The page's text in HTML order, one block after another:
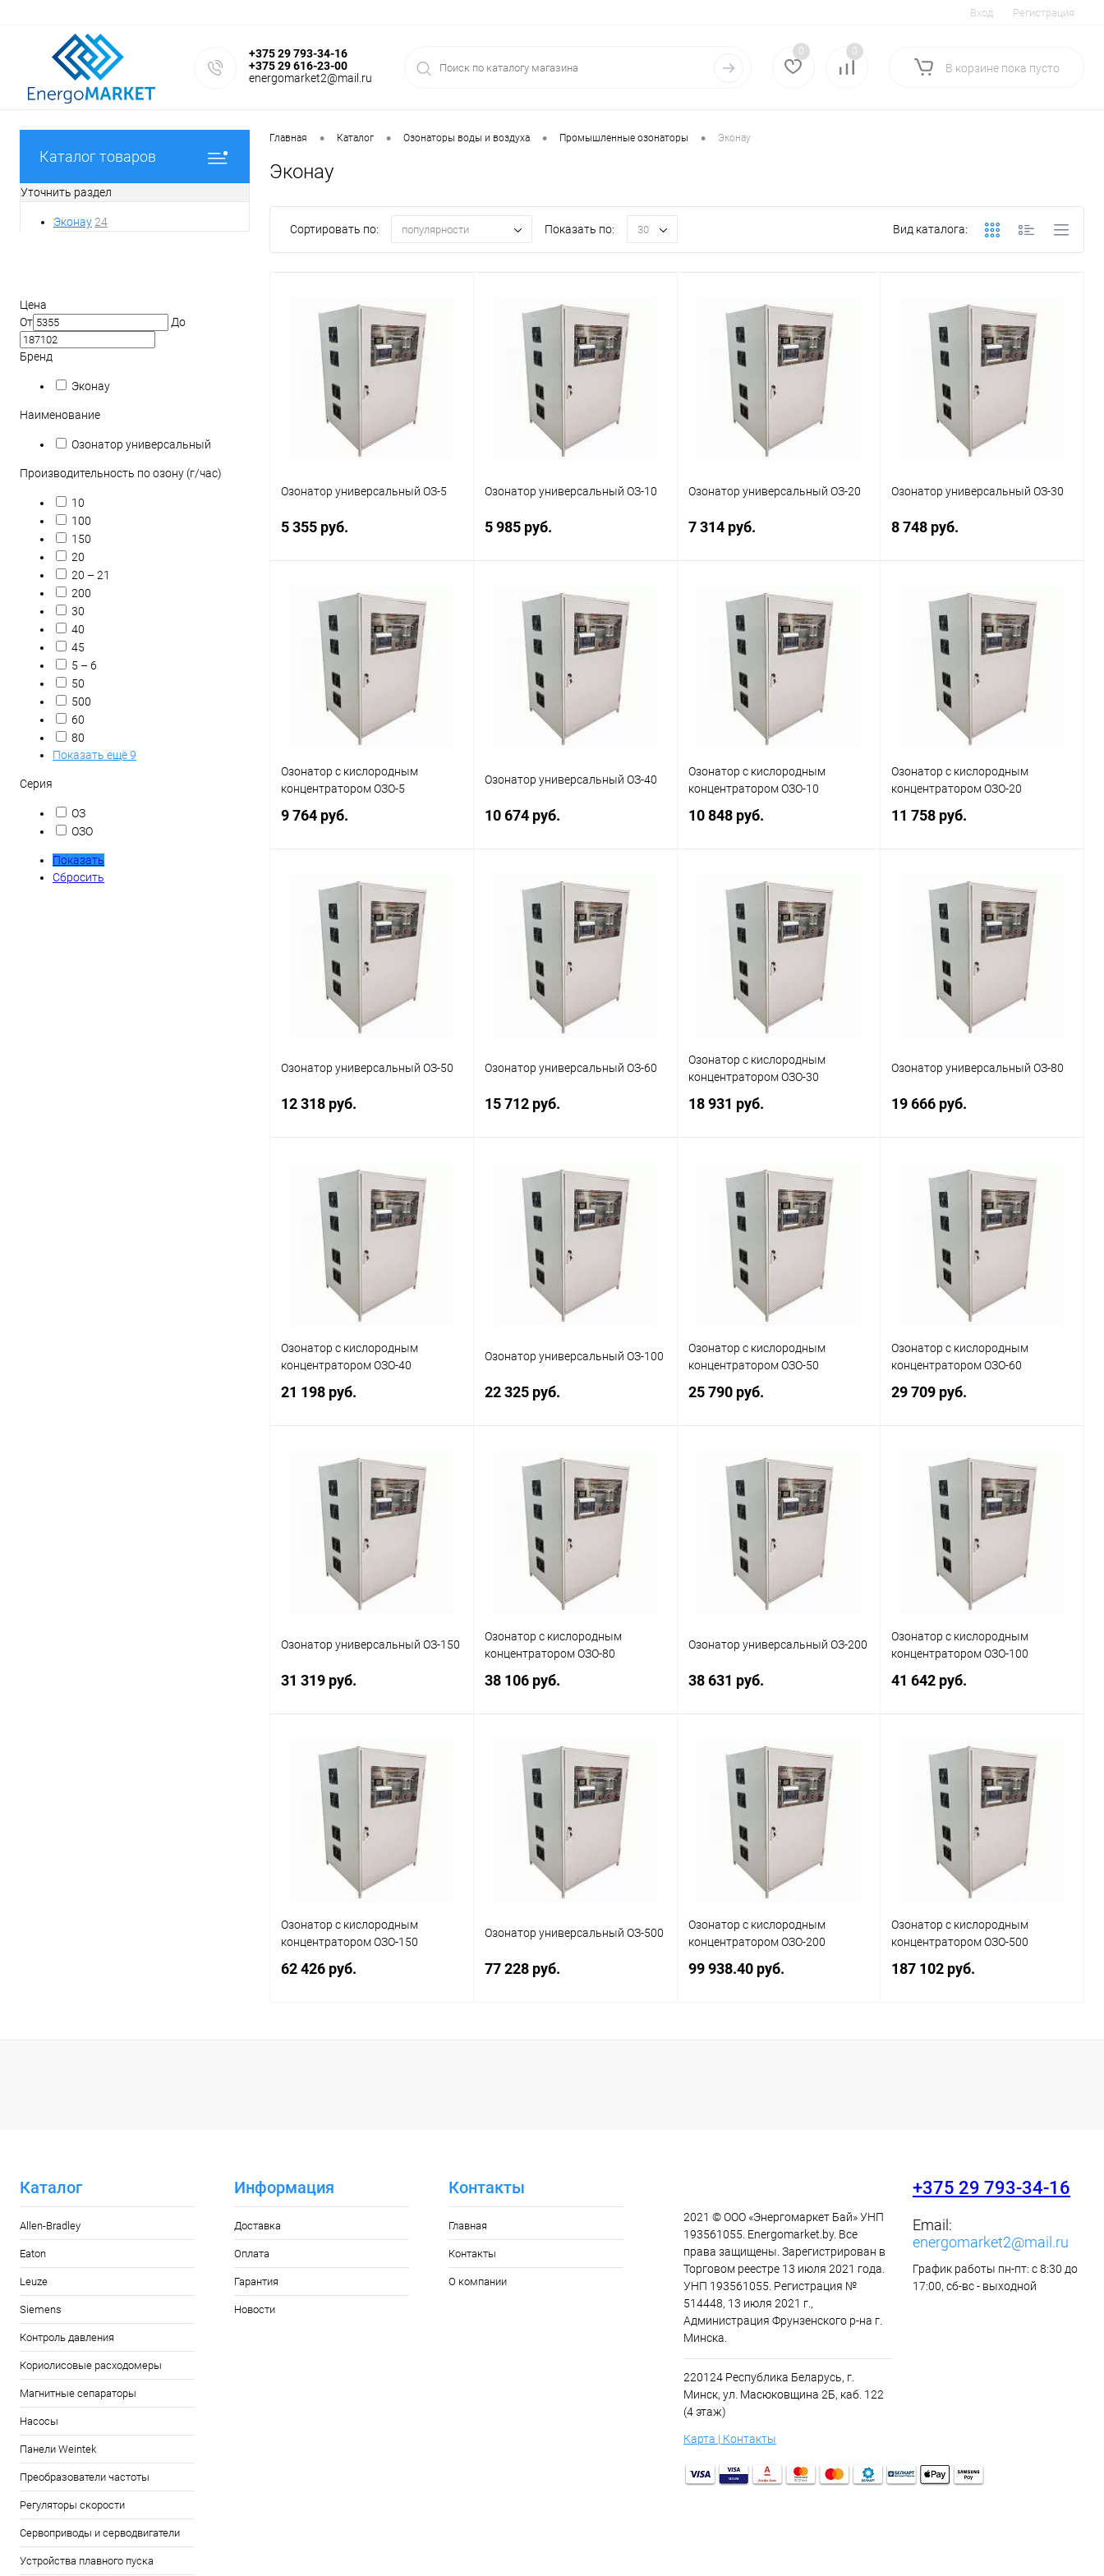
Вход Регистрация
+375 29 793-34-16
+375 29 616-23-00
energomarket2@mail.ru
0 0
В корзине пока пусто
Каталог товаров
Уточнить раздел
Эконау 24
Цена
От
До
Бренд
Эконау
Наименование
Озонатор универсальный
Производительность по озону (г/час)
10
100
150
20
20 – 21
200
30
40
45
5 – 6
50
500
60
80
Показать ещё 9
Серия
ОЗ
ОЗО
Показать
Сбросить
Главная • Каталог • Озонаторы воды и воздуха • Промышленные озонаторы • Эконау
Эконау
Сортировать по: популярности Показать по: 30 Вид каталога:
Озонатор универсальный ОЗ-5
5 355 руб.
В корзину
Купить в 1 клик Сравнение
В избранное
Наличие
уточняйте
Озонатор универсальный ОЗ-10
5 985 руб.
В корзину
Купить в 1 клик Сравнение
В избранное
Наличие
уточняйте
Озонатор универсальный ОЗ-20
7 314 руб.
В корзину
Купить в 1 клик Сравнение
В избранное
Наличие
уточняйте
Озонатор универсальный ОЗ-30
8 748 руб.
В корзину
Купить в 1 клик Сравнение
В избранное
Наличие
уточняйте
Озонатор с кислородным
концентратором ОЗО-5
9 764 руб.
В корзину
Купить в 1 клик Сравнение
В избранное
Наличие
уточняйте
Озонатор универсальный ОЗ-40
10 674 руб.
В корзину
Купить в 1 клик Сравнение
В избранное
Наличие
уточняйте
Озонатор с кислородным
концентратором ОЗО-10
10 848 руб.
В корзину
Купить в 1 клик Сравнение
В избранное
Наличие
уточняйте
Озонатор с кислородным
концентратором ОЗО-20
11 758 руб.
В корзину
Купить в 1 клик Сравнение
В избранное
Наличие
уточняйте
Озонатор универсальный ОЗ-50
12 318 руб.
В корзину
Купить в 1 клик Сравнение
В избранное
Наличие
уточняйте
Озонатор универсальный ОЗ-60
15 712 руб.
В корзину
Купить в 1 клик Сравнение
В избранное
Наличие
уточняйте
Озонатор с кислородным
концентратором ОЗО-30
18 931 руб.
В корзину
Купить в 1 клик Сравнение
В избранное
Наличие
уточняйте
Озонатор универсальный ОЗ-80
19 666 руб.
В корзину
Купить в 1 клик Сравнение
В избранное
Наличие
уточняйте
Озонатор с кислородным
концентратором ОЗО-40
21 198 руб.
В корзину
Купить в 1 клик Сравнение
В избранное
Наличие
уточняйте
Озонатор универсальный ОЗ-100
22 325 руб.
В корзину
Купить в 1 клик Сравнение
В избранное
Наличие
уточняйте
Озонатор с кислородным
концентратором ОЗО-50
25 790 руб.
В корзину
Купить в 1 клик Сравнение
В избранное
Наличие
уточняйте
Озонатор с кислородным
концентратором ОЗО-60
29 709 руб.
В корзину
Купить в 1 клик Сравнение
В избранное
Наличие
уточняйте
Озонатор универсальный ОЗ-150
31 319 руб.
В корзину
Купить в 1 клик Сравнение
В избранное
Наличие
уточняйте
Озонатор с кислородным
концентратором ОЗО-80
38 106 руб.
В корзину
Купить в 1 клик Сравнение
В избранное
Наличие
уточняйте
Озонатор универсальный ОЗ-200
38 631 руб.
В корзину
Купить в 1 клик Сравнение
В избранное
Наличие
уточняйте
Озонатор с кислородным
концентратором ОЗО-100
41 642 руб.
В корзину
Купить в 1 клик Сравнение
В избранное
Наличие
уточняйте
Озонатор с кислородным
концентратором ОЗО-150
62 426 руб.
В корзину
Озонатор универсальный ОЗ-500
77 228 руб.
В корзину
Озонатор с кислородным
концентратором ОЗО-200
99 938.40 руб.
В корзину
Озонатор с кислородным
концентратором ОЗО-500
187 102 руб.
В корзину
Каталог
Allen-Bradley
Eaton
Leuze
Siemens
Контроль давления
Кориолисовые расходомеры
Магнитные сепараторы
Насосы
Панели Weintek
Преобразователи частоты
Регуляторы скорости
Сервоприводы и серводвигатели
Устройства плавного пуска
Информация
Доставка
Оплата
Гарантия
Новости
Контакты
Главная
Контакты
О компании
2021 © ООО «Энергомаркет Бай» УНП
193561055. Energomarket.by. Все
права защищены. Зарегистрирован в
Торговом реестре 13 июля 2021 года.
УНП 193561055. Регистрация №
514448, 13 июля 2021 г.,
Администрация Фрунзенского р-на г.
Минска.
220124 Республика Беларусь, г.
Минск, ул. Масюковщина 2Б, каб. 122
(4 этаж)
Карта | Контакты
+375 29 793-34-16
Email:
energomarket2@mail.ru
График работы пн-пт: с 8:30 до
17:00, сб-вс - выходной